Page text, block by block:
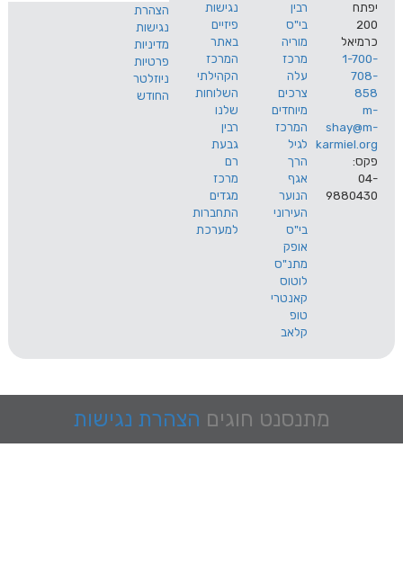
רבין
בי"ס
מוריה
מרכז
עלה
צרכים
מיוחדים
המרכז
לגיל
הרך
אגף
הנוער
נגישות
פיזיים
באתר
המרכז
הקהילתי
השלוחות
שלנו
רבין
גבעת
רם
מרכז
מגדים
התחברות
למערכת
הצהרת
נגישות
מדיניות
פרטיות
ניוזלטר
החודש
מתנסנט חוגים הצהרת נגישות